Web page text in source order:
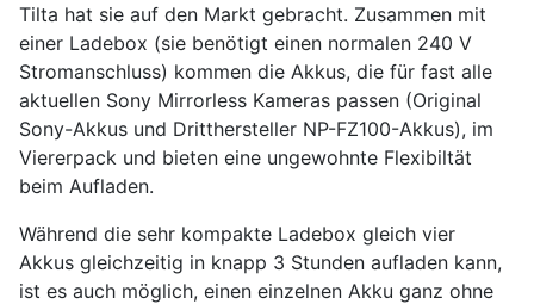
Tilta hat sie auf den Markt gebracht. Zusammen mit
einer Ladebox (sie benötigt einen normalen 240 V
Stromanschluss) kommen die Akkus, die für fast alle
aktuellen Sony Mirrorless Kameras passen (Original
Sony-Akkus und Dritthersteller NP-FZ100-Akkus), im
Viererpack und bieten eine ungewohnte Flexibiltät
beim Aufladen.
Während die sehr kompakte Ladebox gleich vier
Akkus gleichzeitig in knapp 3 Stunden aufladen kann,
ist es auch möglich, einen einzelnen Akku ganz ohne